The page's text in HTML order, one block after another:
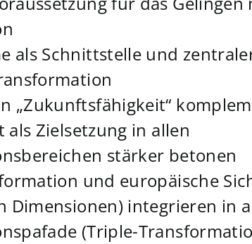
als Schnittstelle und
„Zukunftsfähigkeit“
als Zielsetzung in allen
stärker betonen
und europäische
Dimensionen) integrieren in
(Triple-